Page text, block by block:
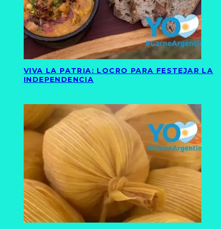
VIVA LA PATRIA: LOCRO PARA FESTEJAR LA
INDEPENDENCIA